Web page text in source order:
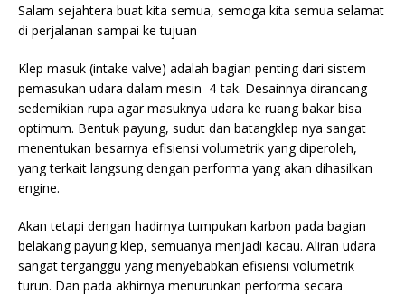
Salam sejahtera buat kita semua, semoga kita semua selamat
di perjalanan sampai ke tujuan
Klep masuk (intake valve) adalah bagian penting dari sistem
pemasukan udara dalam mesin 4-tak. Desainnya dirancang
sedemikian rupa agar masuknya udara ke ruang bakar bisa
optimum. Bentuk payung, sudut dan batangklep nya sangat
menentukan besarnya efisiensi volumetrik yang diperoleh,
yang terkait langsung dengan performa yang akan dihasilkan
engine.
Akan tetapi dengan hadirnya tumpukan karbon pada bagian
belakang payung klep, semuanya menjadi kacau. Aliran udara
sangat terganggu yang menyebabkan efisiensi volumetrik
turun. Dan pada akhirnya menurunkan performa secara